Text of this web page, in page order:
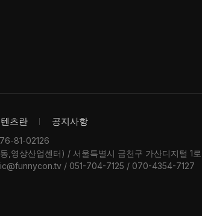
츠란 공지사항
81-02126
영상산업센터) / 서울특별시 금천구 가산디지털 1
/ 051-704-7125 / 070-4354-7127